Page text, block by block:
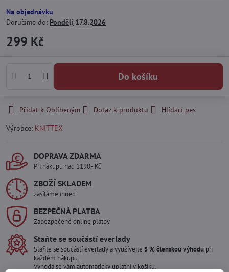
Na objednávku
Doručíme do: Pondělí 17.8.2026
299 Kč
Do košíku
Přidat k Oblíbeným Dotaz k produktu
Hlídací pes
Výrobce: KNITTEX
DOPRAVA ZDARMA
Při nákupu nad 1190,- Kč
ZBOŽÍ SKLADEM
zasíláme ihned
BEZPEČNÁ PLATBA
Zabezpečené online platby
Staňte se součástí everlady
Staňte se součástí everlady a využívejte 5 % členskou výhodu při
každém nákupu.
Výhoda se vám automaticky uplatní v košíku.